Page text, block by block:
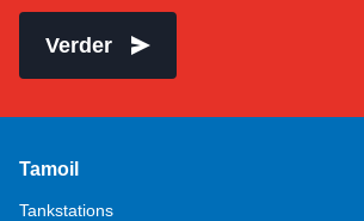
Verder
Tamoil
Tankstations